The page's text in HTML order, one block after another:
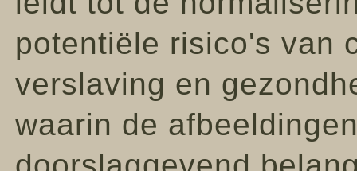
potentiële risico's van
verslaving en
waarin de